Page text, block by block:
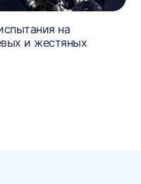
на
и жестяных